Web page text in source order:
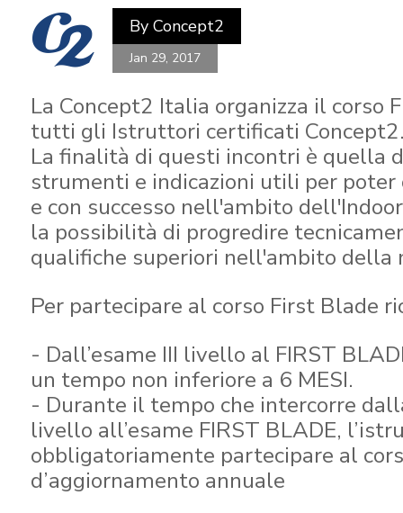
By Concept2
Jan 29, 2017
La Concept2 Italia organizza il corso
tutti gli Istruttori certificati
La finalità di questi incontri è quella
strumenti e indicazioni utili per
e con successo nell'ambito
la possibilità di progredire
qualifiche superiori nell'ambito
Per partecipare al corso First Blade
- Dall’esame III livello al FIRST
un tempo non inferiore a 6 MESI.
- Durante il tempo che intercorre
livello all’esame FIRST BLADE,
obbligatoriamente partecipare al
d’aggiornamento annuale